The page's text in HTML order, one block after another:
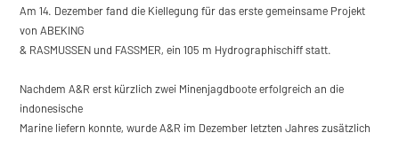
Am 14. Dezember fand die Kiellegung für das erste gemeinsame Projekt
von ABEKING
& RASMUSSEN und FASSMER, ein 105 m Hydrographischiff statt.
Nachdem A&R erst kürzlich zwei Minenjagdboote erfolgreich an die
indonesische
Marine liefern konnte, wurde A&R im Dezember letzten Jahres zusätzlich